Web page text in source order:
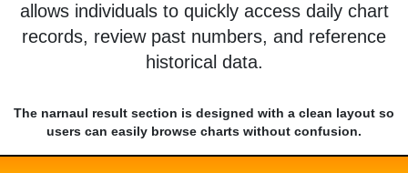
allows individuals to quickly access daily chart
records, review past numbers, and reference
historical data.
The narnaul result section is designed with a clean layout so
users can easily browse charts without confusion.